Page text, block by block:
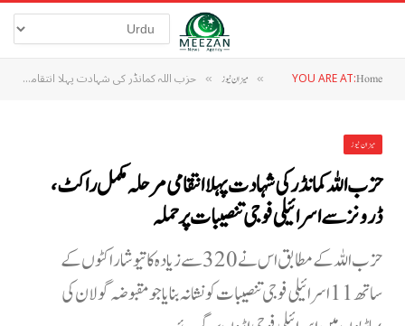
YOU ARE AT:Home
» میزان نیوز » حزب اللہ کمانڈر کی شہادت پہلا انتقامی مرحلہ مکمل راکٹ، ڈرونز سے اسرائیلی فوجی تنصیبات پر حملہ
میزان نیوز
حزب اللہ کمانڈر کی شہادت پہلا انتقامی مرحلہ مکمل راکٹ،
ڈرونز سے اسرائیلی فوجی تنصیبات پر حملہ
حزب اللہ کے مطابق اس نے 320 سے زیادہ کاتیوشا راکٹوں کے
ساتھ 11 اسرائیلی فوجی تنصیبات کو نشانہ بنایا جو مقبوضہ گولان کی